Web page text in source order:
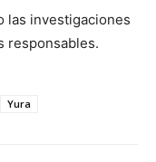
las investigaciones
responsables.
Yura